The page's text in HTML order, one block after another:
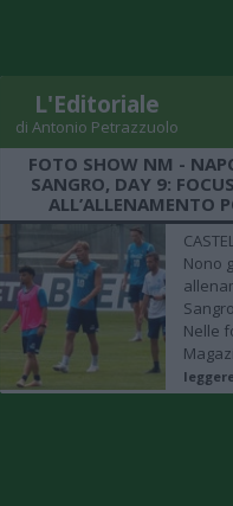
L'Editoriale
di Antonio Petrazzuolo
FOTO SHOW NM -
SANGRO, DAY 9:
ALL’ALLENAMENTO
Nono
Nelle